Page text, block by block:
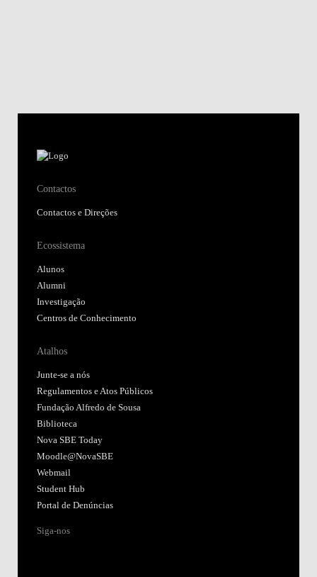
Contactos
Contactos e Direções
Ecossistema
Alunos
Alumni
Investigação
Centros de Conhecimento
Atalhos
Junte-se a nós
Regulamentos e Atos Públicos
Fundação Alfredo de Sousa
Biblioteca
Nova SBE Today
Moodle@NovaSBE
Webmail
Student Hub
Portal de Denúncias
Siga-nos